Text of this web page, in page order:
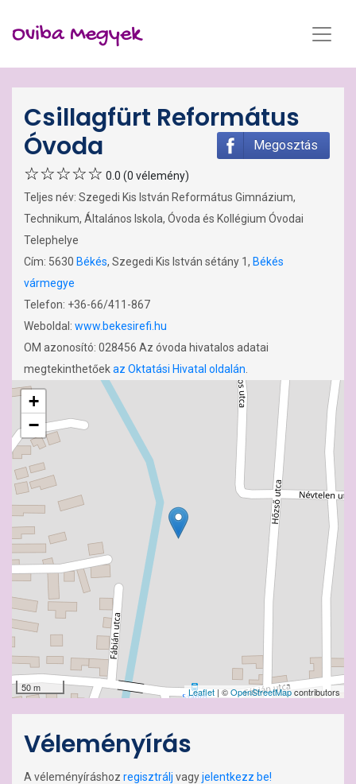
Oviba Megyek
Csillagfürt Református
Óvoda
Megosztás
0.0 (0 vélemény)
Teljes név: Szegedi Kis István Református Gimnázium,
Technikum, Általános Iskola, Óvoda és Kollégium Óvodai
Telephelye
Cím: 5630 Békés, Szegedi Kis István sétány 1, Békés
vármegye
Telefon: +36-66/411-867
Weboldal: www.bekesirefi.hu
OM azonosító: 028456 Az óvoda hivatalos adatai
megtekinthetőekaz Oktatási Hivatal oldalán
+
−
50 m Leaflet | ©OpenStreetMapcontributors
Véleményírás
A véleményíráshoz regisztrálj vagyjelentkezz be!